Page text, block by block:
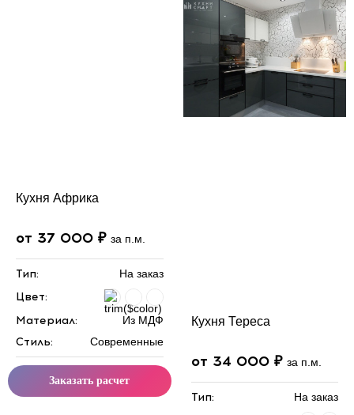
Кухня Африка
от 37 000 ₽ за п.м.
Тип: На заказ
Цвет:
Материал:
Из МДФ
Стиль: Современные
Заказать расчет
Кухня Тереса
от 34 000 ₽ за п.м.
Тип: На заказ